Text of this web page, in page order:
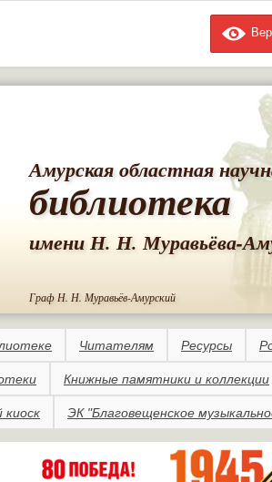
Амурская областная
библиотека
имени Н. Н. Муравьёва-
Граф Н. Н. Муравьёв-Амурский
Читателям Ресурсы
Книжные памятники и коллекции
киоск ЭК "Благовещенское